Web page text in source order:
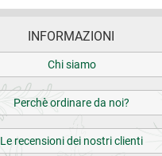
INFORMAZIONI
Chi siamo
Perchè ordinare da noi?
Le recensioni dei nostri clienti